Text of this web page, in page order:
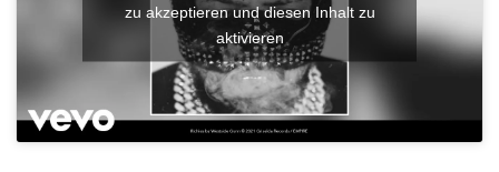
zu akzeptieren und diesen Inhalt zu
aktivieren